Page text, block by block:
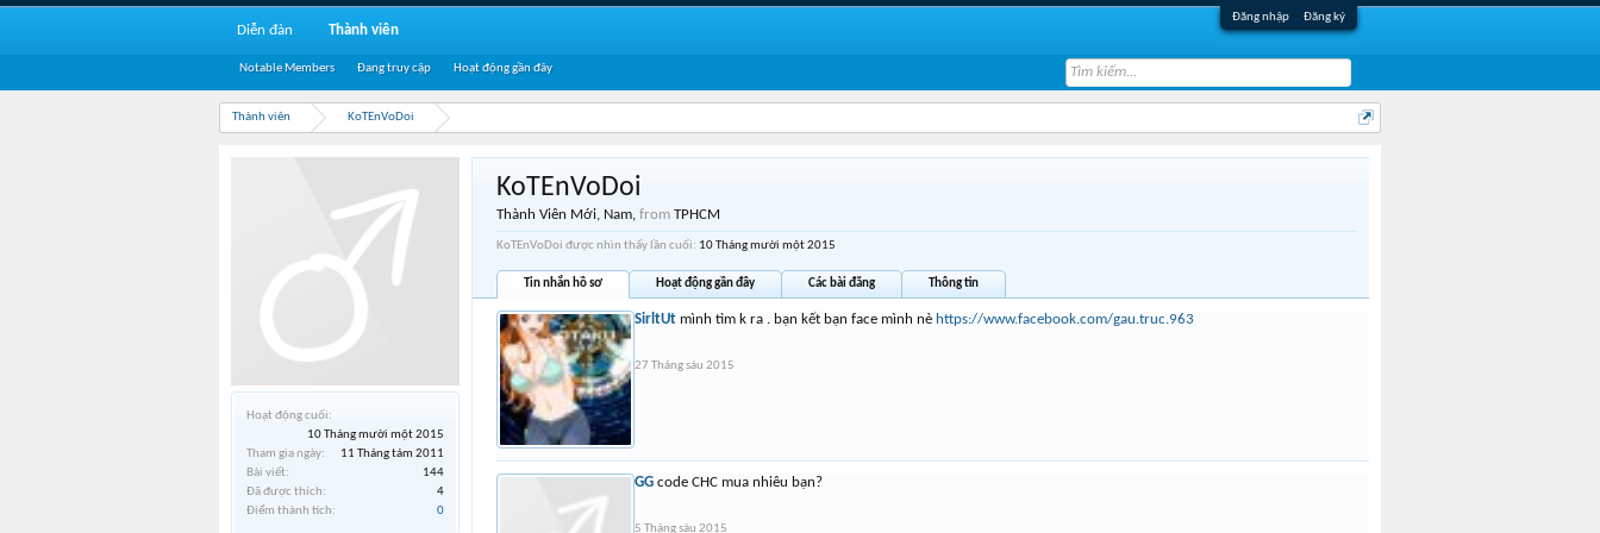
Đăng nhập Đăng ký
Thành viên KoTEnVoDoi
Hoạt động cuối:
10 Tháng mười một 2015
Tham gia ngày:
11 Tháng tám 2011
Bài viết:
144
Đã được thích:
4
Điểm thành tích:
0
KoTEnVoDoi
Thành Viên Mới, Nam, from TPHCM
KoTEnVoDoi được nhìn thấy lần cuối: 10 Tháng mười một 2015
Tin nhắn hồ sơ Hoạt động gần đây Các bài đăng Thông tin
SirltUt mình tìm k ra . bạn kết bạn face mình nè https://www.facebook.com/gau.truc.963
27 Tháng sáu 2015
GG code CHC mua nhiêu bạn?
5 Tháng sáu 2015
Diễn đàn Thành viên
Notable Members Đang truy cập Hoạt động gần đây